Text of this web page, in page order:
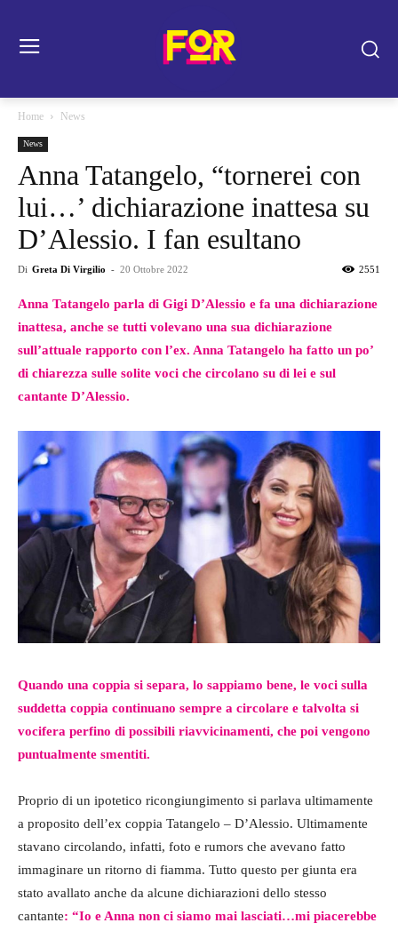
Home News
News
Anna Tatangelo, “tornerei con
lui…’ dichiarazione inattesa su
D’Alessio. I fan esultano
Di Greta Di Virgilio - 20 Ottobre 2022 2551
Anna Tatangelo parla di Gigi D’Alessio e fa una dichiarazione
inattesa, anche se tutti volevano una sua dichiarazione
sull’attuale rapporto con l’ex. Anna Tatangelo ha fatto un po’
di chiarezza sulle solite voci che circolano su di lei e sul
cantante D’Alessio.
Quando una coppia si separa, lo sappiamo bene, le voci sulla
suddetta coppia continuano sempre a circolare e talvolta si
vocifera perfino di possibili riavvicinamenti, che poi vengono
puntualmente smentiti.
Proprio di un ipotetico ricongiungimento si parlava ultimamente
a proposito dell’ex coppia Tatangelo – D’Alessio. Ultimamente
stavano circolando, infatti, foto e rumors che avevano fatto
immaginare un ritorno di fiamma. Tutto questo per giunta era
stato avallato anche da alcune dichiarazioni dello stesso
cantante: “Io e Anna non ci siamo mai lasciati…mi piacerebbe